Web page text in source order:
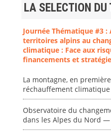
LA SELECTION DU
Journée Thématique #3 :
territoires alpins au
climatique : Face aux
financements et
La montagne, en
réchauffement climatique
Observatoire du
dans les Alpes du Nord —